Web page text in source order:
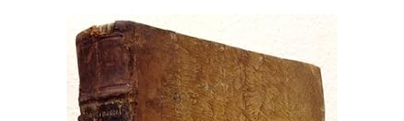
Browse Collections
Rare Books
Art & Collectibles